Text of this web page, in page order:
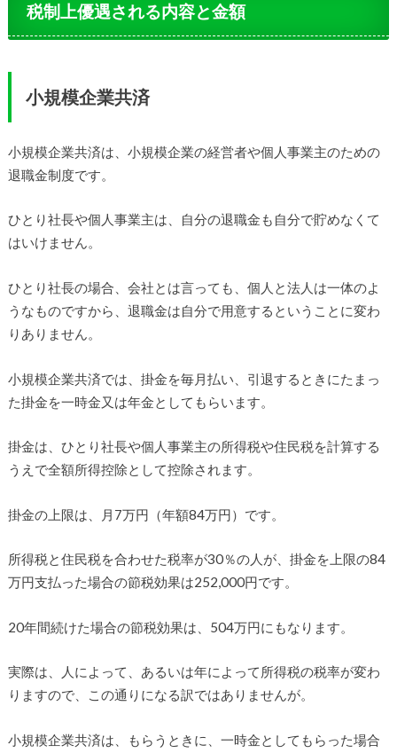
税制上優遇される内容と金額
小規模企業共済
小規模企業共済は、小規模企業の経営者や個人事業主のための
退職金制度です。
ひとり社長や個人事業主は、自分の退職金も自分で貯めなくて
はいけません。
ひとり社長の場合、会社とは言っても、個人と法人は一体のよ
うなものですから、退職金は自分で用意するということに変わ
りありません。
小規模企業共済では、掛金を毎月払い、引退するときにたまっ
た掛金を一時金又は年金としてもらいます。
掛金は、ひとり社長や個人事業主の所得税や住民税を計算する
うえで全額所得控除として控除されます。
掛金の上限は、月7万円（年額84万円）です。
所得税と住民税を合わせた税率が30％の人が、掛金を上限の84
万円支払った場合の節税効果は252,000円です。
20年間続けた場合の節税効果は、504万円にもなります。
実際は、人によって、あるいは年によって所得税の税率が変わ
りますので、この通りになる訳ではありませんが。
小規模企業共済は、もらうときに、一時金としてもらった場合